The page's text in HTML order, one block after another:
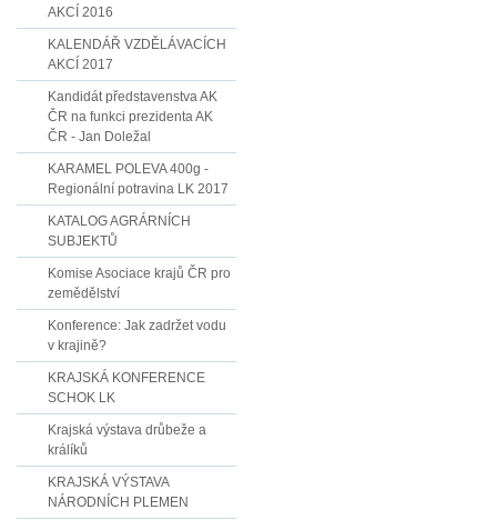
AKCÍ 2016
KALENDÁŘ VZDĚLÁVACÍCH
AKCÍ 2017
Kandidát představenstva AK
ČR na funkci prezidenta AK
ČR - Jan Doležal
KARAMEL POLEVA 400g -
Regionální potravina LK 2017
KATALOG AGRÁRNÍCH
SUBJEKTŮ
Komise Asociace krajů ČR pro
zemědělství
Konference: Jak zadržet vodu
v krajině?
KRAJSKÁ KONFERENCE
SCHOK LK
Krajská výstava drůbeže a
králíků
KRAJSKÁ VÝSTAVA
NÁRODNÍCH PLEMEN